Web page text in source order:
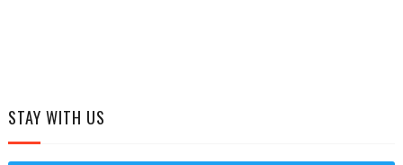
STAY WITH US